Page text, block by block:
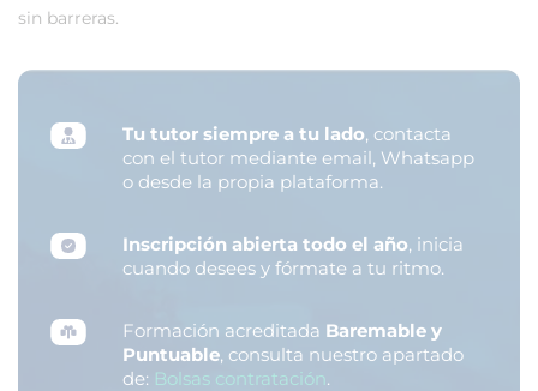
sin barreras.
Tu tutor siempre a tu lado, contacta
con el tutor mediante email, Whatsapp
o desde la propia plataforma.
Inscripción abierta todo el año, inicia
cuando desees y fórmate a tu ritmo.
Formación acreditada Baremable y
Puntuable, consulta nuestro apartado
de: Bolsas contratación.